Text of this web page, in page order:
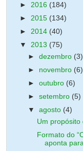
► 2016 (184)
► 2015 (134)
► 2014 (40)
▼ 2013 (75)
►dezembro (3)
► novembro (6)
►outubro (6)
►setembro (5)
▼agosto (4)
Um propósito
Formato do
aponta